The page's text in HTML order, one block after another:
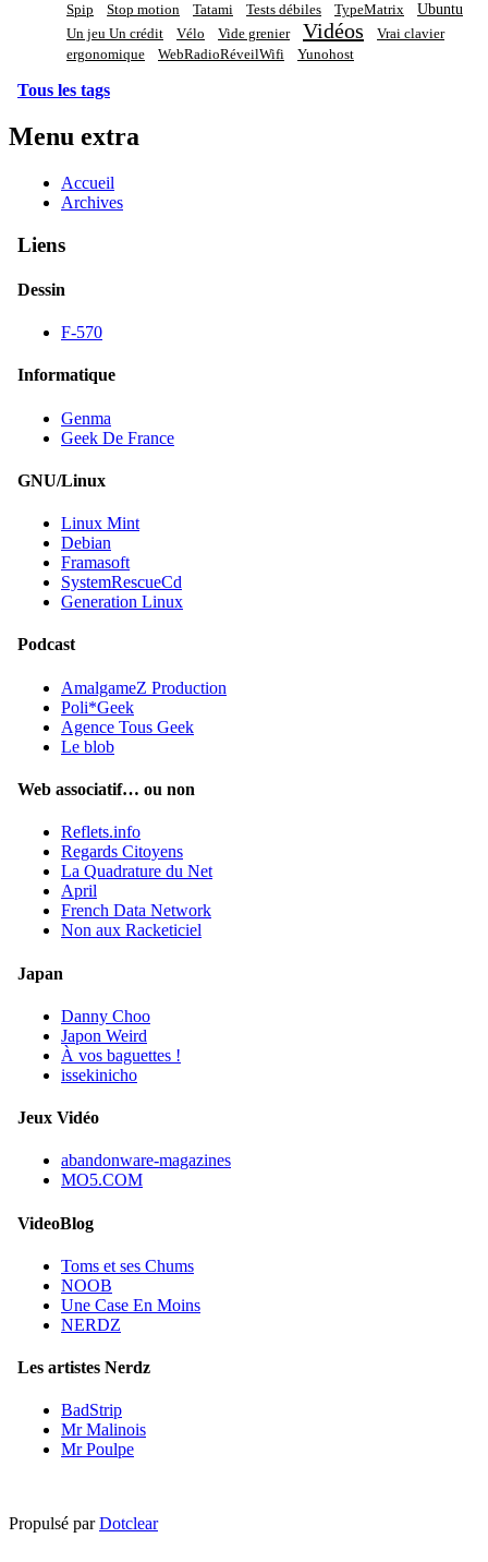
Spip
Stop motion Tatami Tests débiles TypeMatrix Ubuntu
Un jeu Un crédit Vélo Vide grenier Vidéos
Vrai clavier
ergonomique
WebRadioRéveilWifi Yunohost
Tous les tags
Menu extra
Accueil
Archives
Liens
Dessin
F-570
Informatique
Genma
Geek De France
GNU/Linux
Linux Mint
Debian
Framasoft
SystemRescueCd
Generation Linux
Podcast
AmalgameZ Production
Poli*Geek
Agence Tous Geek
Le blob
Web associatif… ou non
Reflets.info
Regards Citoyens
La Quadrature du Net
April
French Data Network
Non aux Racketiciel
Japan
Danny Choo
Japon Weird
À vos baguettes !
issekinicho
Jeux Vidéo
abandonware-magazines
MO5.COM
VideoBlog
Toms et ses Chums
NOOB
Une Case En Moins
NERDZ
Les artistes Nerdz
BadStrip
Mr Malinois
Mr Poulpe
Propulsé parDotclear